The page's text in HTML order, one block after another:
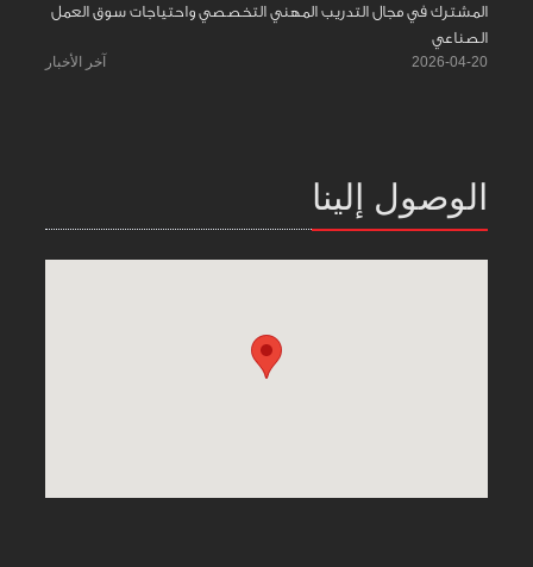
المشترك في مجال التدريب المهني التخصصي واحتياجات سوق العمل
الصناعي
2026-04-20 آخر الأخبار
الوصول إلينا